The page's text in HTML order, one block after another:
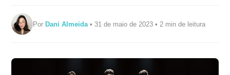
PorDani Almeida • 31 de maio de 2023 • 2 min de leitura